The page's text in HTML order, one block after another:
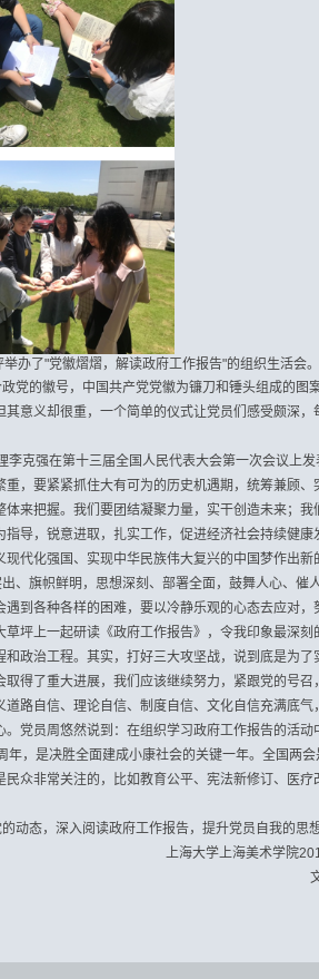
办了"党徽熠熠，解读政府工作报告"的组织生活会。
党的徽号，中国共产党党徽为镰刀和锤头组成的图
意义却很重，一个简单的仪式让党员们感受颇深，
李克强在第十三届全国人民代表大会第一次会议上
，要紧紧抓住大有可为的历史机遇期，统筹兼顾、
来把握。我们要团结凝聚力量，实干创造未来；我
导，锐意进取，扎实工作，促进经济社会持续健康
代化强国、实现中华民族伟大复兴的中国梦作出新
、旗帜鲜明，思想深刻、部署全面，鼓舞人心、催
到各种各样的困难，要以冷静乐观的心态去应对，
坪上一起研读《政府工作报告》，令我印象最深刻
政治工程。其实，打好三大攻坚战，说到底是为了
得了重大进展，我们应该继续努力，紧跟党的号召
路自信、理论自信、制度自信、文化自信充满底气
党员周悠然说到：在组织学习政府工作报告的活动
年，是决胜全面建成小康社会的关键一年。全国两
众非常关注的，比如教育公平、宪法新修订、医疗
态，深入阅读政府工作报告，提升党员自我的思
上海大学上海美术学院